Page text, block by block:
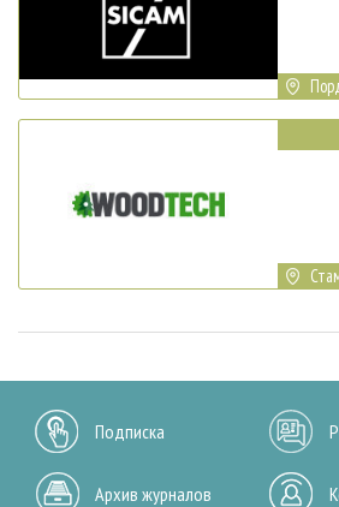
Подписка
Архив журналов